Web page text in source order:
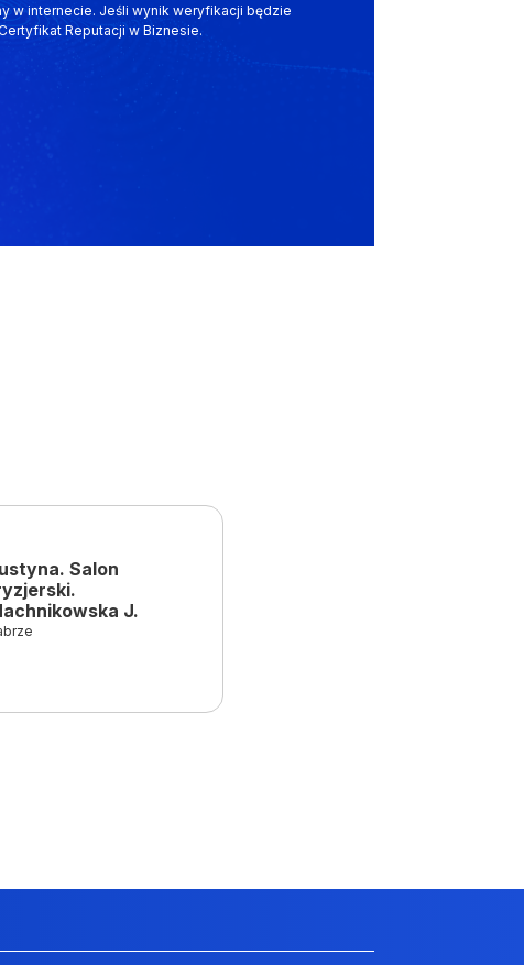
w internecie. Jeśli wynik weryfikacji będzie
Reputacji w Biznesie.
Salon
J.